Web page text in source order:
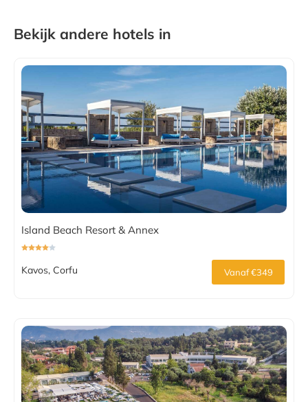
Bekijk andere hotels in
Island Beach Resort & Annex
Kavos, Corfu Vanaf €349